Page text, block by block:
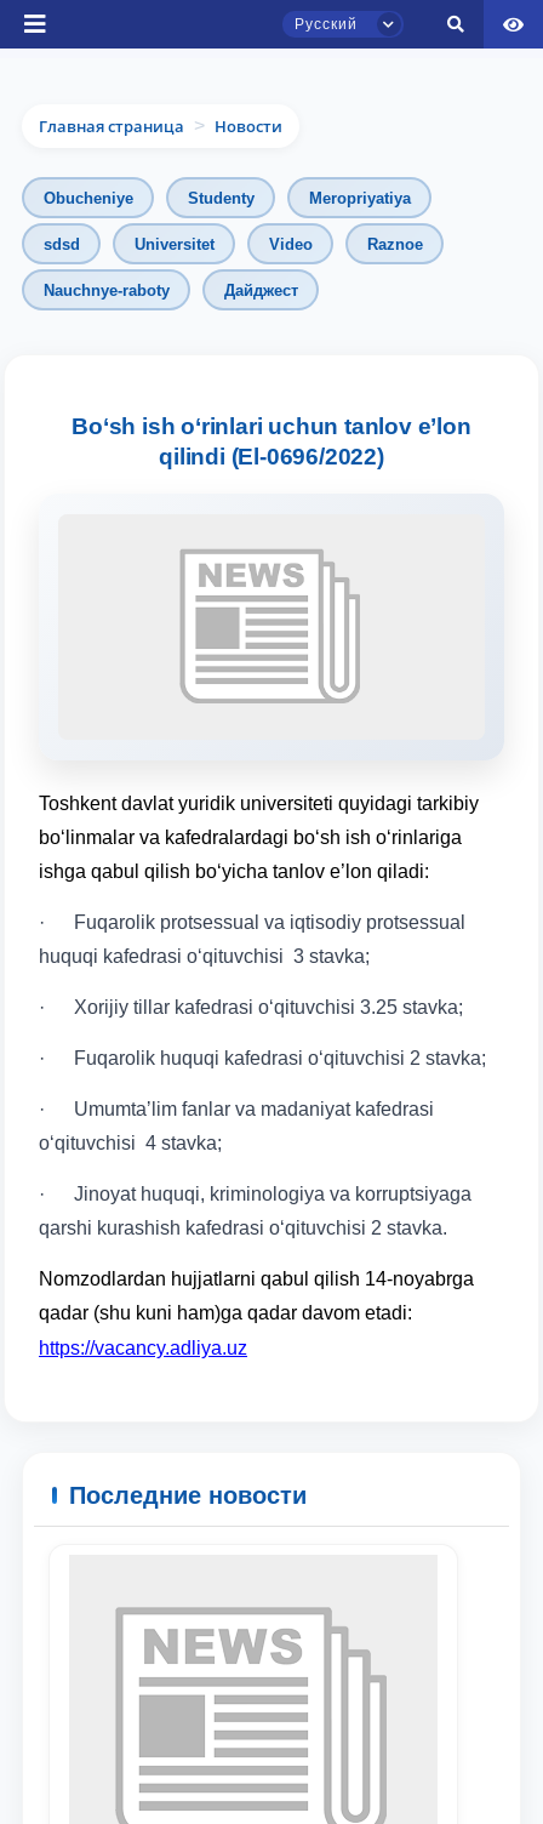
Русский
Ваше имя и фамилия
Ваш номер телефона
отправить
Главная страница > Новости
Obucheniye Studenty Meropriyatiya
sdsd Universitet Video Raznoe
Nauchnye-raboty Дайджест
Bo‘sh ish o‘rinlari uchun tanlov e’lon
qilindi (El-0696/2022)
Toshkent davlat yuridik universiteti quyidagi tarkibiy
bo‘linmalar va kafedralardagi bo‘sh ish o‘rinlariga
ishga qabul qilish bo‘yicha tanlov e’lon qiladi:
· Fuqarolik protsessual va iqtisodiy protsessual
huquqi kafedrasi o‘qituvchisi 3 stavka;
· Xorijiy tillar kafedrasi o‘qituvchisi 3.25 stavka;
· Fuqarolik huquqi kafedrasi o‘qituvchisi 2 stavka;
· Umumtaʼlim fanlar va madaniyat kafedrasi
o‘qituvchisi 4 stavka;
· Jinoyat huquqi, kriminologiya va korruptsiyaga
qarshi kurashish kafedrasi o‘qituvchisi 2 stavka.
Nomzodlardan hujjatlarni qabul qilish 14-noyabrga
qadar (shu kuni ham)ga qadar davom etadi:
https://vacancy.adliya.uz
Последние новости
Чат приёмной комиссии ТГЮУ
Онлайн
Оставляйте здесь свои обращения по
конкретные вопросы:
1. Документы (бакалавр) (5)
3. Собеседование (бакалавр) (8)
4. Собеседование (магистр) (5)
✉️ Написать администратору